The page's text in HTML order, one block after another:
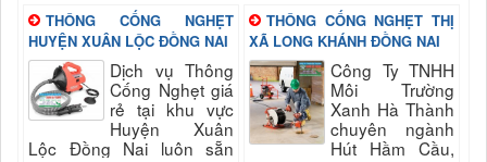
nhanh và đảm bảo uy tín,
chất lượng hài long quý...
nhanh và đảm bảo uy tín,
chất lượng hài long quý...
THÔNG CỐNG NGHẸT
HUYỆN XUÂN LỘC ĐỒNG NAI
Dịch vụ Thông
Cống Nghẹt giá
rẻ tại khu vực
Huyện Xuân
Lộc Đồng Nai luôn sẵn
THÔNG CỐNG NGHẸT THỊ
XÃ LONG KHÁNH ĐỒNG NAI
Công Ty TNHH
Môi Trường
Xanh Hà Thành
chuyên ngành
Hút Hầm Cầu,